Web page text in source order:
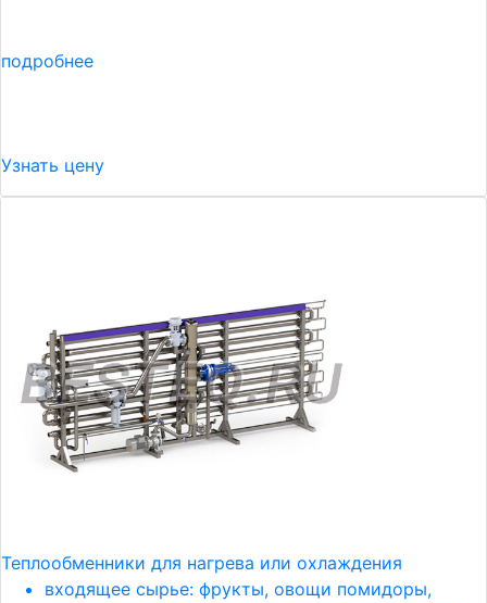
подробнее
Узнать цену
Теплообменники для нагрева или охлаждения
входящее сырье: фрукты, овощи помидоры,